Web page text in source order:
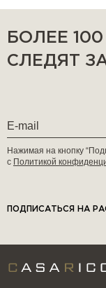
БОЛЕЕ
СЛЕДЯТ
Нажимая на кнопку
с Политикой
ПОДПИСАТЬСЯ НА